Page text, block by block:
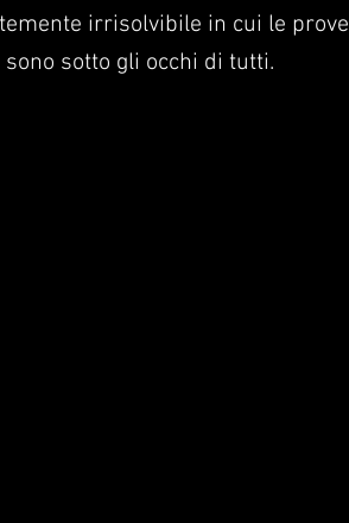
irrisolvibile in cui le prove
sotto gli occhi di tutti.